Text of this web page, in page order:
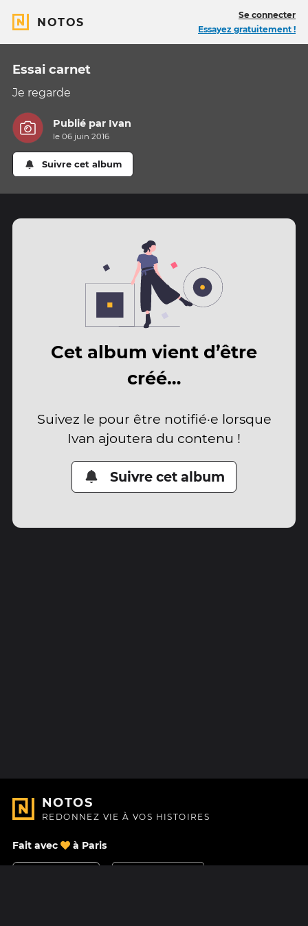
NOTOS
Se connecter
Essayez gratuitement !
Essai carnet
Je regarde
Publié par Ivan
le 06 juin 2016
Suivre cet album
Cet album vient d’être
créé…
Suivez le pour être notifié·e lorsque
Ivan ajoutera du contenu !
Suivre cet album
NOTOS
REDONNEZ VIE À VOS HISTOIRES
Fait avec à Paris